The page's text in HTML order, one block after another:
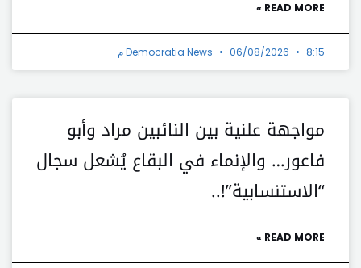
READ MORE »
Democratia News 06/08/2026 8:15 م
مواجهة علنية بين النائبين مراد وأبو
فاعور… والإنماء في البقاع يُشعل سجال
“الاستنسابية”!..
READ MORE »